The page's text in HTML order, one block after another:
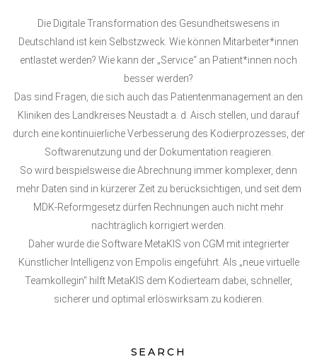
Die Digitale Transformation des Gesundheitswesens in
Deutschland ist kein Selbstzweck. Wie können Mitarbeiter*innen
entlastet werden? Wie kann der „Service“ an Patient*innen noch
besser werden?
Das sind Fragen, die sich auch das Patientenmanagement an den
Kliniken des Landkreises Neustadt a. d. Aisch stellen, und darauf
durch eine kontinuierliche Verbesserung des Kodierprozesses, der
Softwarenutzung und der Dokumentation reagieren.
So wird beispielsweise die Abrechnung immer komplexer, denn
mehr Daten sind in kürzerer Zeit zu berücksichtigen, und seit dem
MDK-Reformgesetz dürfen Rechnungen auch nicht mehr
nachträglich korrigiert werden.
Daher wurde die Software MetaKIS von CGM mit integrierter
Künstlicher Intelligenz von Empolis eingeführt. Als „neue virtuelle
Teamkollegin“ hilft MetaKIS dem Kodierteam dabei, schneller,
sicherer und optimal erlöswirksam zu kodieren.
SEARCH